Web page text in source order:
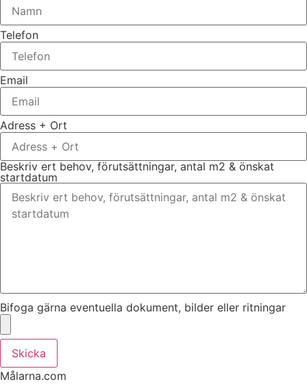
Telefon
Email
Adress + Ort
Beskriv ert behov, förutsättningar, antal m2 & önskat
startdatum
Bifoga gärna eventuella dokument, bilder eller ritningar
Skicka
Målarna.com